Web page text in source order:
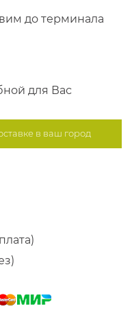
до терминала
для Вас
в ваш город